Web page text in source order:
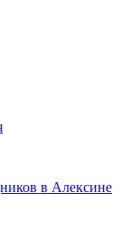
в Алексине